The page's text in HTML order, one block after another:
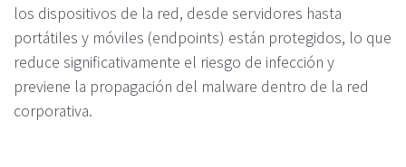
los dispositivos de la red, desde servidores hasta
portátiles y móviles (endpoints) están protegidos, lo que
reduce significativamente el riesgo de infección y
previene la propagación del malware dentro de la red
corporativa.